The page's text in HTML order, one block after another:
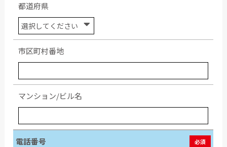
都道府県
市区町村番地
マンション/ビル名
電話番号 必須